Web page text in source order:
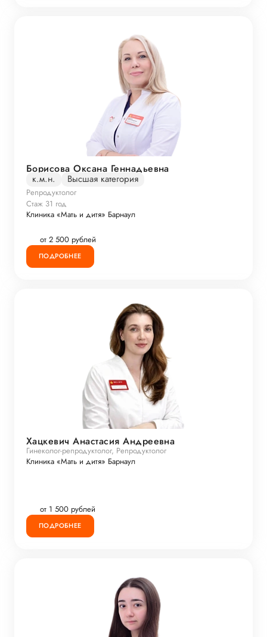
Борисова Оксана Геннадьевна
к.м.н. Высшая категория
Репродуктолог
Стаж 31 год
Клиника «Мать и дитя» Барнаул
от 2 500 рублей
ПОДРОБНЕЕ
Хацкевич Анастасия Андреевна
Гинеколог-репродуктолог, Репродуктолог
Клиника «Мать и дитя» Барнаул
от 1 500 рублей
ПОДРОБНЕЕ